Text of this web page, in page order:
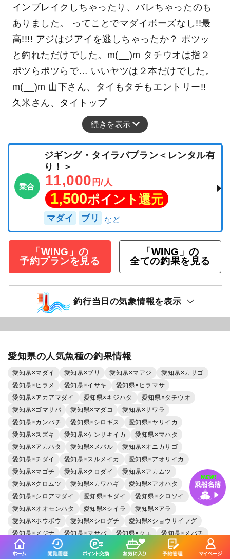
インブレイクしちゃったり、バレちゃったのも
ありました。 ってことでマダイボーズなし!!最
高!!!! アジはジアイを逃しちゃったか？ ポツッ
と釣れただけでした。m(__)m タチウオは指２
ポツらポツらで… いいヤツは２本だけでした。
m(__)m 山下さん、タイもタチもエントリー!!
久米さん、タイトップ
続きを表示
乗合
ジギング・タイラバプラン＜レンタル有
り！＞
11,000 円/人
1,500ポイント還元
マダイ ブリ
「WING」の
予約プランを見る
「WING」の
全ての釣果を見る
釣行当日の気象情報を表示
愛知県の人気魚種の釣果情報
愛知県×マダイ 愛知県×ブリ 愛知県×マアジ
愛知県×カサゴ
愛知県×ヒラメ
愛知県×イサキ
愛知県×ヒラマサ
愛知県×アカアマダイ
愛知県×キジハタ
愛知県×タチウオ
愛知県×ゴマサバ
愛知県×マダコ
愛知県×サワラ
愛知県×カンパチ
愛知県×シロギス
愛知県×ヤリイカ
愛知県×スズキ
愛知県×ケンサキイカ
愛知県×マハタ
愛知県×アカハタ
愛知県×メバル
愛知県×オニカサゴ
愛知県×チダイ
愛知県×スルメイカ
愛知県×アオリイカ
愛知県×マゴチ
愛知県×クロダイ
愛知県×アカムツ
愛知県×クロムツ
愛知県×カワハギ
愛知県×アオハタ
愛知県×シロアマダイ
愛知県×キダイ
愛知県×クロソイ
愛知県×オオモンハタ
愛知県×シイラ
愛知県×アラ
愛知県×ホウボウ
愛知県×シログチ
愛知県×ショウサイフグ
愛知県×メジナ
愛知県×マサバ 愛知県×クエ
愛知県×メバチ
愛知県×ウッカリカサゴ
愛知県×イシダイ
愛知県×ウマヅラハギ